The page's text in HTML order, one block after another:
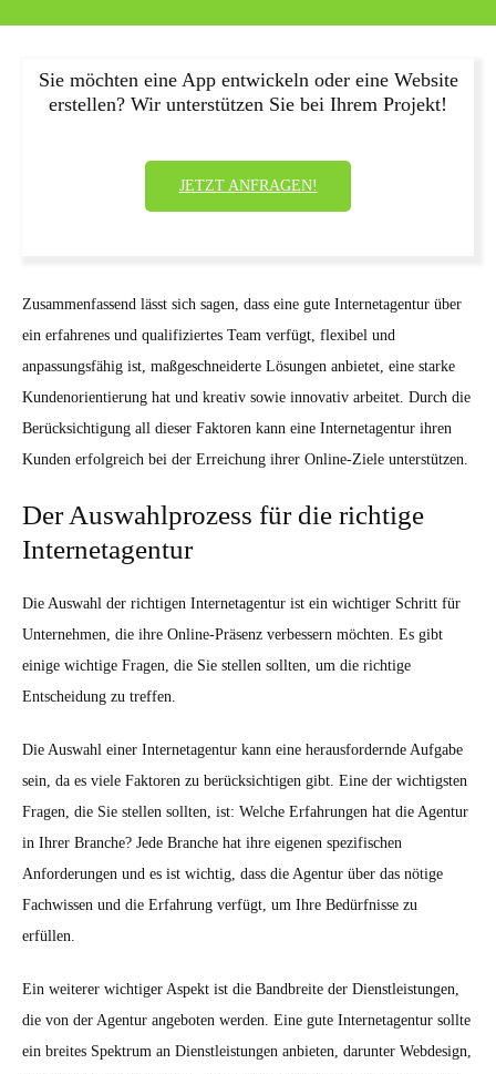
Sie möchten eine App entwickeln oder eine Website
erstellen? Wir unterstützen Sie bei Ihrem Projekt!
JETZT ANFRAGEN!
Zusammenfassend lässt sich sagen, dass eine gute Internetagentur über
ein erfahrenes und qualifiziertes Team verfügt, flexibel und
anpassungsfähig ist, maßgeschneiderte Lösungen anbietet, eine starke
Kundenorientierung hat und kreativ sowie innovativ arbeitet. Durch die
Berücksichtigung all dieser Faktoren kann eine Internetagentur ihren
Kunden erfolgreich bei der Erreichung ihrer Online-Ziele unterstützen.
Der Auswahlprozess für die richtige
Internetagentur
Die Auswahl der richtigen Internetagentur ist ein wichtiger Schritt für
Unternehmen, die ihre Online-Präsenz verbessern möchten. Es gibt
einige wichtige Fragen, die Sie stellen sollten, um die richtige
Entscheidung zu treffen.
Die Auswahl einer Internetagentur kann eine herausfordernde Aufgabe
sein, da es viele Faktoren zu berücksichtigen gibt. Eine der wichtigsten
Fragen, die Sie stellen sollten, ist: Welche Erfahrungen hat die Agentur
in Ihrer Branche? Jede Branche hat ihre eigenen spezifischen
Anforderungen und es ist wichtig, dass die Agentur über das nötige
Fachwissen und die Erfahrung verfügt, um Ihre Bedürfnisse zu
erfüllen.
Ein weiterer wichtiger Aspekt ist die Bandbreite der Dienstleistungen,
die von der Agentur angeboten werden. Eine gute Internetagentur sollte
ein breites Spektrum an Dienstleistungen anbieten, darunter Webdesign,